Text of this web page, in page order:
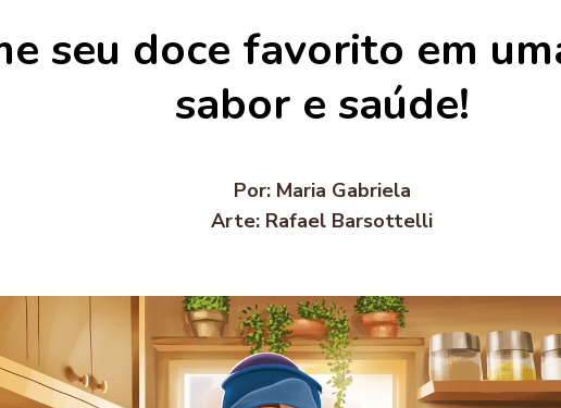
seu doce favorito em
sabor e saúde!
Por: Maria Gabriela
Arte: Rafael Barsottelli